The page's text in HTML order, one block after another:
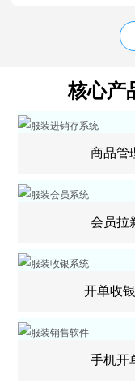
核心产
商品管
会员拉
开单收
手机开